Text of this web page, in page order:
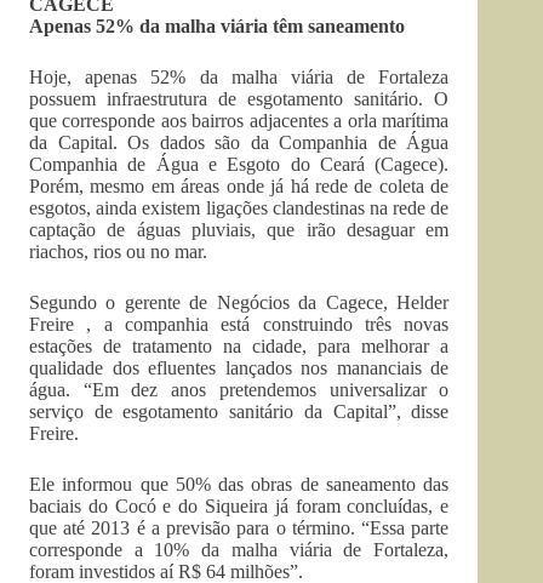
CAGECE
Apenas 52% da malha viária têm saneamento
Hoje, apenas 52% da malha viária de Fortaleza
possuem infraestrutura de esgotamento sanitário. O
que corresponde aos bairros adjacentes a orla marítima
da Capital. Os dados são da Companhia de Água
Companhia de Água e Esgoto do Ceará (Cagece).
Porém, mesmo em áreas onde já há rede de coleta de
esgotos, ainda existem ligações clandestinas na rede de
captação de águas pluviais, que irão desaguar em
riachos, rios ou no mar.
Segundo o gerente de Negócios da Cagece, Helder
Freire , a companhia está construindo três novas
estações de tratamento na cidade, para melhorar a
qualidade dos efluentes lançados nos mananciais de
água. “Em dez anos pretendemos universalizar o
serviço de esgotamento sanitário da Capital”, disse
Freire.
Ele informou que 50% das obras de saneamento das
baciais do Cocó e do Siqueira já foram concluídas, e
que até 2013 é a previsão para o término. “Essa parte
corresponde a 10% da malha viária de Fortaleza,
foram investidos aí R$ 64 milhões”.